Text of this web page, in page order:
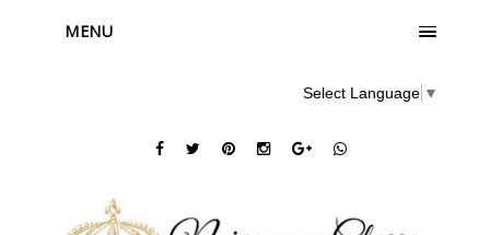
MENU
Select Language ▼